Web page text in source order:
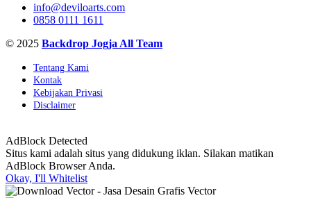
info@deviloarts.com
0858 0111 1611
© 2025 Backdrop Jogja All Team
Tentang Kami
Kontak
Kebijakan Privasi
Disclaimer
AdBlock Detected
Situs kami adalah situs yang didukung iklan. Silakan matikan
AdBlock Browser Anda.
Okay, I'll Whitelist